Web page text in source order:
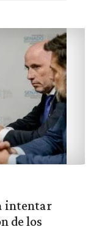
intentar
de los